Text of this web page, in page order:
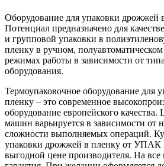
Оборудование для упаковки
Потенциал предназначено для
и групповой упаковки в
пленку в ручном,
режимах работы в зависимости от
оборудования.
Термоупаковочное оборудование для
пленку – это современное
оборудование европейского
машин варьируется в зависимости от
сложности выполняемых операций.
упаковки дрожжей в пленку от
выгодной цене производителя. На